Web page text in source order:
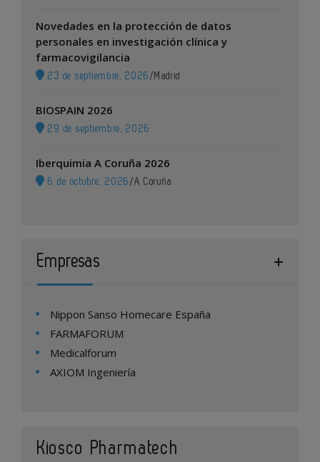
Novedades en la protección de datos
personales en investigación clínica y
farmacovigilancia
23 de septiembre, 2026 / Madrid
BIOSPAIN 2026
29 de septiembre, 2026
Iberquimia A Coruña 2026
6 de octubre, 2026 /A Coruña
Empresas
Nippon Sanso Homecare España
FARMAFORUM
Medicalforum
AXIOM Ingeniería
Kiosco Pharmatech